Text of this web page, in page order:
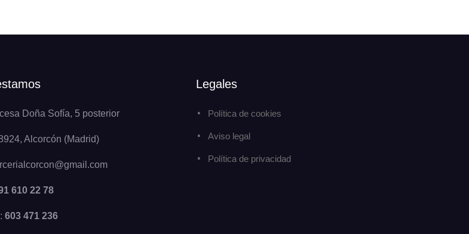
Doña Sofía, 5 posterior
Alcorcón (Madrid)
610 22 78
603 471 236
Legales
Política de cookies
Aviso legal
Política de privacidad